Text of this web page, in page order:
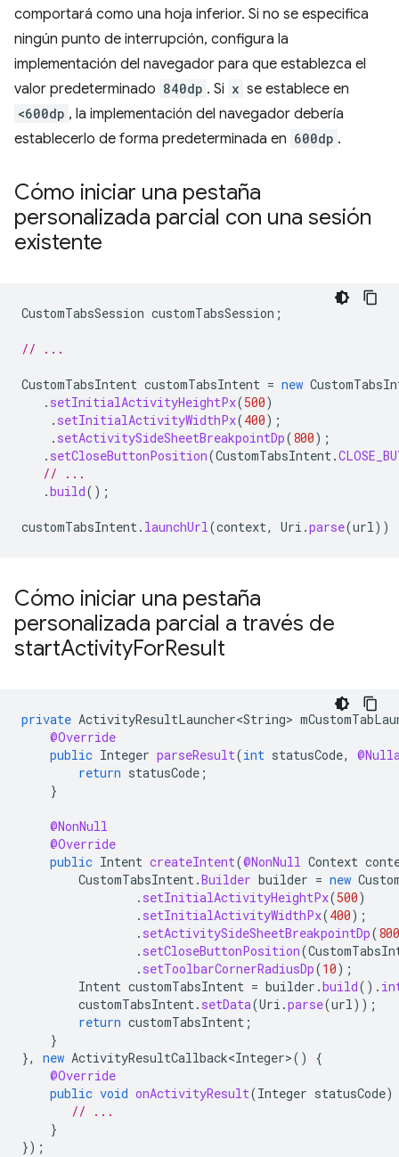
comportará como una hoja inferior. Si no se especifica
ningún punto de interrupción, configura la
implementación del navegador para que establezca el
valor predeterminado 840dp . Si x se establece en
<600dp , la implementación del navegador debería
establecerlo de forma predeterminada en 600dp .
Cómo iniciar una pestaña
personalizada parcial con una sesión
existente
CustomTabsSession customTabsSession ;
// ...
CustomTabsIntent customTabsIntent = new
. setInitialActivityHeightPx(500)
. setInitialActivityWidthPx(400);
. setActivitySideSheetBreakpointDp(800);
. setCloseButtonPosition(CustomTabsIntent.
// ...
.build();
customTabsIntent. launchUrl(context, Uri .parse(url))
Cómo iniciar una pestaña
personalizada parcial a través de
startActivityForResult
private ActivityResultLauncher<String>
@Override
public Integer parseResult(int statusCode,
return statusCode ;
}
@NonNull
@Override
public Intent createIntent(@NonNull Context
CustomTabsIntent.Builder builder = new
. setInitialActivityHeightPx(500)
. setInitialActivityWidthPx(400);
. setActivitySideSheetBreakpointDp(800
. setCloseButtonPosition(
. setToolbarCornerRadiusDp(10);
Intent customTabsIntent = builder .build().
customTabsIntent. setData(Uri .parse(url));
return customTabsIntent ;
}
},
new ActivityResultCallback<Integer>()
{
@Override
public void onActivityResult(Integer statusCode)
// ...
}
});